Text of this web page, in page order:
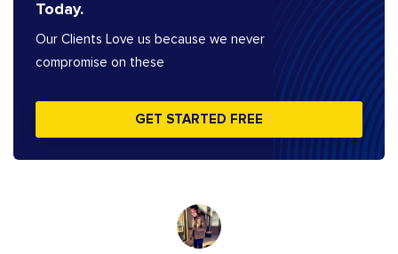
Today.
Our Clients Love us because we never
compromise on these
GET STARTED FREE